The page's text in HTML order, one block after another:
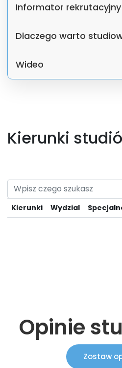
Informator rekrutacyjny
Dlaczego warto
Wideo
Kierunki
Kierunki Wydzial
Opinie
Zostaw